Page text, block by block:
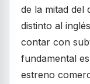
de la mitad del
distinto al
contar con
fundamental
estreno